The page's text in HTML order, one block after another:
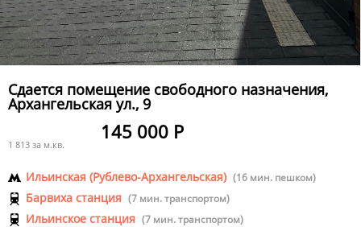
Сдается помещение свободного назначения,
Архангельская ул., 9
145 000 Р
1 813 за м.кв.
Ильинская (Рублево-Архангельская) (16 мин. пешком)
Барвиха станция (7 мин. транспортом)
Ильинское станция (7 мин. транспортом)